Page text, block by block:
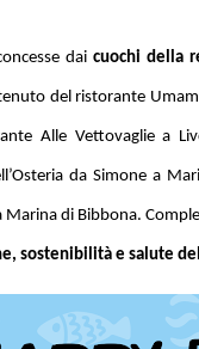
dai cuochi della
del ristorante
Alle Vettovaglie a
da Simone a
Marina di Bibbona.
sostenibilità e salute